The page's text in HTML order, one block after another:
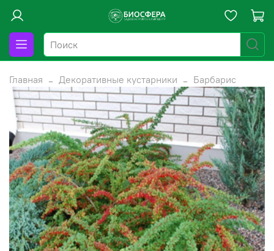
Главная Декоративные кустарники Барбарис